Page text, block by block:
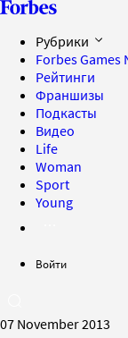
Рубрики
Forbes Games
Рейтинги
Франшизы
Подкасты
Видео
Life
Woman
Sport
Young
Войти
07 November 2013